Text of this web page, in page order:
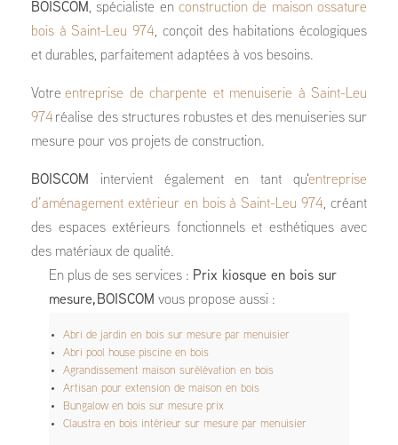
BOISCOM , spécialiste en construction de maison ossature
bois à Saint-Leu 974, conçoit des habitations écologiques
et durables, parfaitement adaptées à vos besoins.
Votreentreprise de charpente et menuiserie à Saint-Leu
974 réalise des structures robustes et des menuiseries sur
mesure pour vos projets de construction.
BOISCOM intervient également en tant qu'entreprise
d’aménagement extérieur en bois à Saint-Leu 974, créant
des espaces extérieurs fonctionnels et esthétiques avec
des matériaux de qualité.
En plus de ses services : Prix kiosque en bois sur
mesure, BOISCOM vous propose aussi :
Abri de jardin en bois sur mesure par menuisier
Abri pool house piscine en bois
Agrandissement maison surélévation en bois
Artisan pour extension de maison en bois
Bungalow en bois sur mesure prix
Claustra en bois intérieur sur mesure par menuisier